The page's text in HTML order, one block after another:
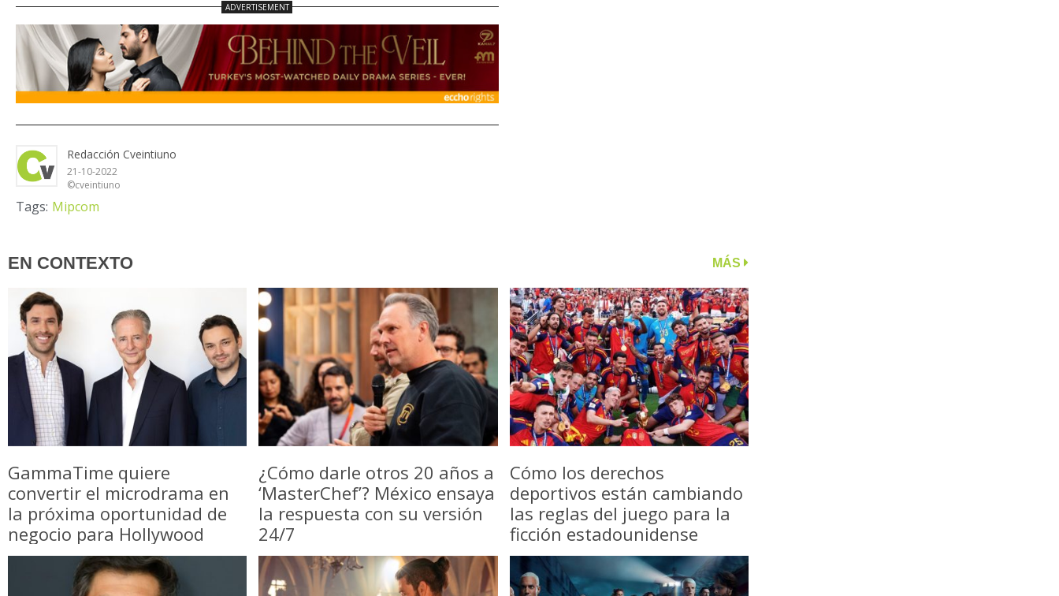
Redacción Cveintiuno
21-10-2022
©cveintiuno
Tags: Mipcom
EN CONTEXTO MÁS
GammaTime quiere
convertir el microdrama en
la próxima oportunidad de
negocio para Hollywood
¿Cómo darle otros 20 años a
‘MasterChef’? México ensaya
la respuesta con su versión
24/7
Cómo los derechos
deportivos están cambiando
las reglas del juego para la
ficción estadounidense